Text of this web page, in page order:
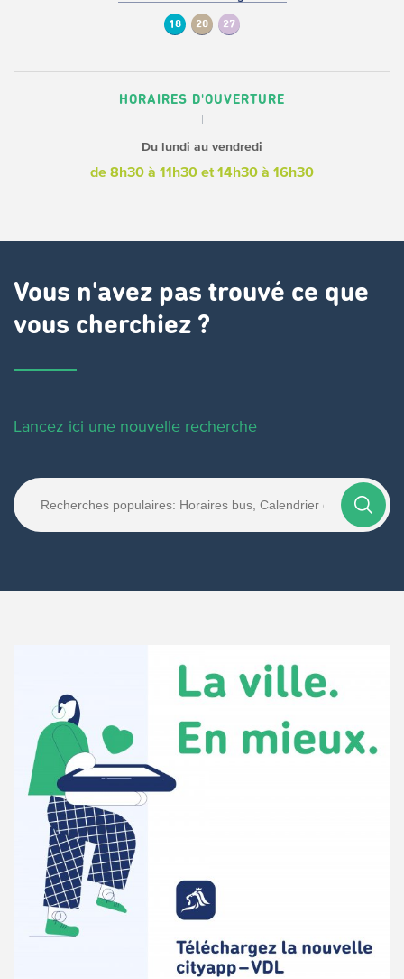
18 20 27
HORAIRES D'OUVERTURE
Du lundi au vendredi
de 8h30 à 11h30 et 14h30 à 16h30
Vous n'avez pas trouvé ce que
vous cherchiez ?
Lancez ici une nouvelle recherche